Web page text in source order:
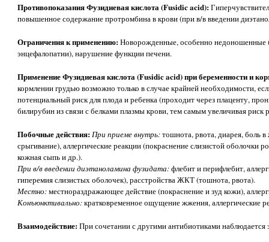
Противопоказания Фузидиевая кислота (Fusidic acid):
повышенное содержание протромбина в крови (при в/в введении
Ограничения к применению:Новорожденные, особенно недоношенные
энцефалопатии), нарушение функции печени.
Применение Фузидиевая кислота (Fusidic acid) при беременности и
кормлении грудью возможно только в случае крайней необходимости,
потенциальный риск для плода и ребенка (проходит через плаценту,
билирубин из связи с белками плазмы крови, тем самым увеличивая риск
Побочные действия: При приеме внутрь:тошнота, рвота, диарея, боль
срыгивание), аллергические реакции (покраснение слизистой оболочки
кожная сыпь и др.).
При в/в введении диэтаноламина фузидата:флебит и перифлебит,
гиперемия слизистых оболочек), расстройства ЖКТ (тошнота, рвота).
Местно:местнораздражающее действие (покраснение и зуд кожи),
Конъюнктивально:кратковременное ощущение жжения, аллергические
Взаимодействие:При сочетании с другими антибиотиками наблюдается